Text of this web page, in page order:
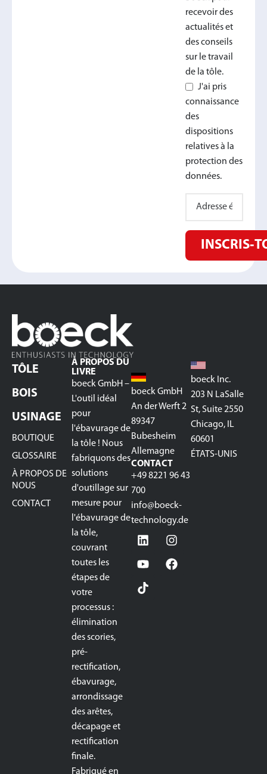
recevoir des
actualités et
des conseils
sur le travail
de la tôle.
J'ai pris
connaissance
des
dispositions
relatives à la
protection des
données.
TÔLE
BOIS
USINAGE
BOUTIQUE
GLOSSAIRE
À PROPOS DE
NOUS
CONTACT
À PROPOS DU
LIVRE
boeck GmbH –
L'outil idéal
pour
l'ébavurage de
la tôle ! Nous
fabriquons des
solutions
d'outillage sur
mesure pour
l'ébavurage de
la tôle,
couvrant
toutes les
étapes de
votre
processus :
élimination
des scories,
pré-
rectification,
ébavurage,
arrondissage
des arêtes,
décapage et
rectification
finale.
Fabriqué en
boeck GmbH
An der Werft 2
89347
Bubesheim
Allemagne
CONTACT
+49 8221 96 43
700
info@boeck-
technology.de
boeck Inc.
203 N LaSalle
St, Suite 2550
Chicago, IL
60601
ÉTATS-UNIS